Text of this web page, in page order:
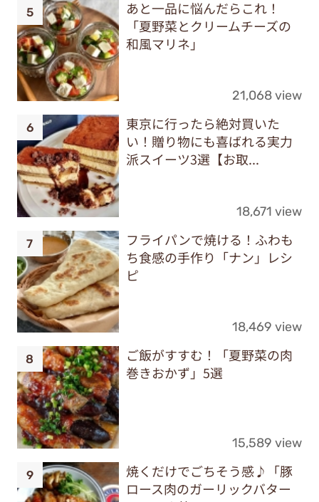
あと一品に悩んだらこれ！
「夏野菜とクリームチーズの
和風マリネ」
21,068 view
東京に行ったら絶対買いた
い！贈り物にも喜ばれる実力
派スイーツ3選【お取...
18,671 view
フライパンで焼ける！ふわも
ち食感の手作り「ナン」レシ
ピ
18,469 view
ご飯がすすむ！「夏野菜の肉
巻きおかず」5選
15,589 view
焼くだけでごちそう感♪「豚
ロース肉のガーリックバター